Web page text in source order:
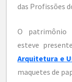
O patrimônio
esteve
Arquitetura e
maquetes de